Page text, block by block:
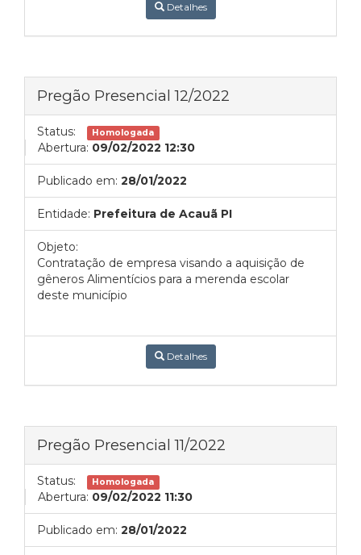
Detalhes
Pregão Presencial 12/2022
Status: Homologada
Abertura: 09/02/2022 12:30
Publicado em: 28/01/2022
Entidade: Prefeitura de Acauã PI
Objeto:
Contratação de empresa visando a aquisição de
gêneros Alimentícios para a merenda escolar
deste município
Detalhes
Pregão Presencial 11/2022
Status: Homologada
Abertura: 09/02/2022 11:30
Publicado em: 28/01/2022